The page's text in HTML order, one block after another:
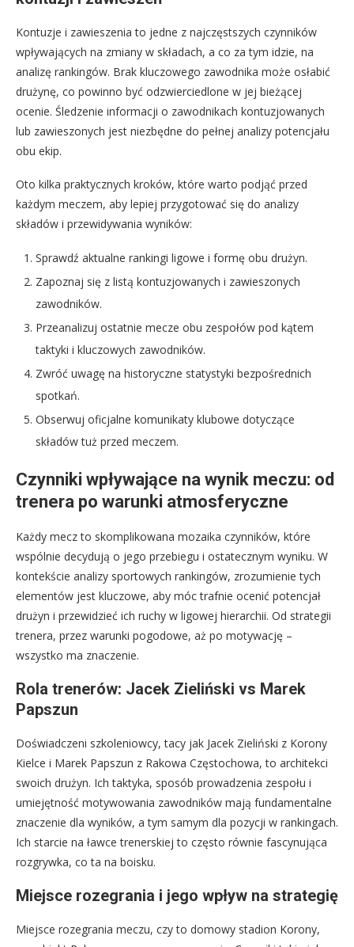
Kontuzje i zawieszenia to jedne z najczęstszych czynników
wpływających na zmiany w składach, a co za tym idzie, na
analizę rankingów. Brak kluczowego zawodnika może osłabić
drużynę, co powinno być odzwierciedlone w jej bieżącej
ocenie. Śledzenie informacji o zawodnikach kontuzjowanych
lub zawieszonych jest niezbędne do pełnej analizy potencjału
obu ekip.
Oto kilka praktycznych kroków, które warto podjąć przed
każdym meczem, aby lepiej przygotować się do analizy
składów i przewidywania wyników:
Sprawdź aktualne rankingi ligowe i formę obu drużyn.
Zapoznaj się z listą kontuzjowanych i zawieszonych
zawodników.
Przeanalizuj ostatnie mecze obu zespołów pod kątem
taktyki i kluczowych zawodników.
Zwróć uwagę na historyczne statystyki bezpośrednich
spotkań.
Obserwuj oficjalne komunikaty klubowe dotyczące
składów tuż przed meczem.
Czynniki wpływające na wynik meczu: od
trenera po warunki atmosferyczne
Każdy mecz to skomplikowana mozaika czynników, które
wspólnie decydują o jego przebiegu i ostatecznym wyniku. W
kontekście analizy sportowych rankingów, zrozumienie tych
elementów jest kluczowe, aby móc trafnie ocenić potencjał
drużyn i przewidzieć ich ruchy w ligowej hierarchii. Od strategii
trenera, przez warunki pogodowe, aż po motywację –
wszystko ma znaczenie.
Rola trenerów: Jacek Zieliński vs Marek
Papszun
Doświadczeni szkoleniowcy, tacy jak Jacek Zieliński z Korony
Kielce i Marek Papszun z Rakowa Częstochowa, to architekci
swoich drużyn. Ich taktyka, sposób prowadzenia zespołu i
umiejętność motywowania zawodników mają fundamentalne
znaczenie dla wyników, a tym samym dla pozycji w rankingach.
Ich starcie na ławce trenerskiej to często równie fascynująca
rozgrywka, co ta na boisku.
Miejsce rozegrania i jego wpływ na strategię
Miejsce rozegrania meczu, czy to domowy stadion Korony,